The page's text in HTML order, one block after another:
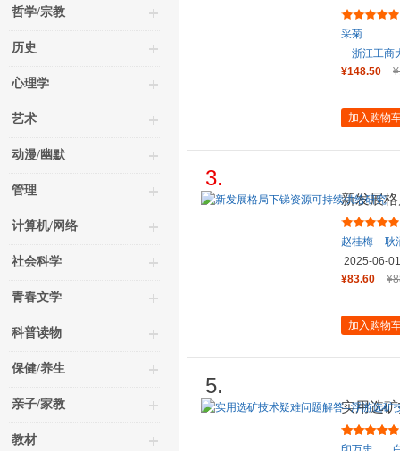
哲学/宗教
历史
心理学
艺术
动漫/幽默
管理
计算机/网络
社会科学
青春文学
科普读物
保健/养生
亲子/家教
教材
采菊
浙江工商
¥148.50
加入购物
3.
新发展
赵桂梅
耿
2025-06-01
¥83.60
加入购物
5.
实用选
问答